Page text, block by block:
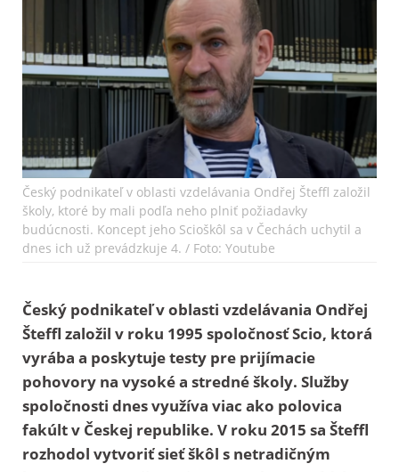
Český podnikateľ v oblasti vzdelávania Ondřej Šteffl založil
školy, ktoré by mali podľa neho plniť požiadavky
budúcnosti. Koncept jeho Scioškôl sa v Čechách uchytil a
dnes ich už prevádzkuje 4. / Foto: Youtube
Český podnikateľ v oblasti vzdelávania Ondřej
Šteffl založil v roku 1995 spoločnosť Scio, ktorá
vyrába a poskytuje testy pre prijímacie
pohovory na vysoké a stredné školy. Služby
spoločnosti dnes využíva viac ako polovica
fakúlt v Českej republike. V roku 2015 sa Šteffl
rozhodol vytvoriť sieť škôl s netradičným